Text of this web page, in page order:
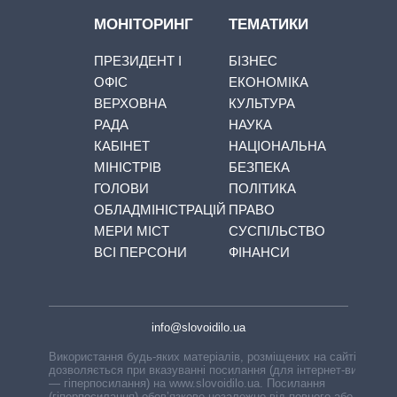
МОНІТОРИНГ
ПРЕЗИДЕНТ І
ОФІС
ВЕРХОВНА
РАДА
КАБІНЕТ
МІНІСТРІВ
ГОЛОВИ
ОБЛАДМІНІСТРАЦІЙ
МЕРИ МІСТ
ВСІ ПЕРСОНИ
ТЕМАТИКИ
БІЗНЕС
ЕКОНОМІКА
КУЛЬТУРА
НАУКА
НАЦІОНАЛЬНА
БЕЗПЕКА
ПОЛІТИКА
ПРАВО
СУСПІЛЬСТВО
ФІНАНСИ
info@slovoidilo.ua
Використання будь-яких матеріалів, розміщених на сайті,
дозволяється при вказуванні посилання (для інтернет-видань
— гіперпосилання) на www.slovoidilo.ua. Посилання